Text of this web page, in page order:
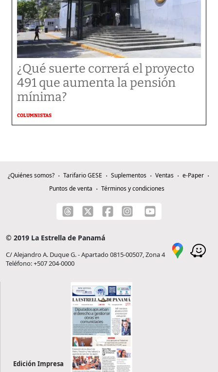
¿Qué suerte correrá el proyecto
491 que aumenta la pensión
mínima?
COLUMNISTAS
¿Quiénes somos? Tarifario GESE Suplementos Ventas
e-Paper
Puntos de venta
Términos y condiciones
© 2019 La Estrella de Panamá
C/ Alejandro A. Duque G. - Apartado 0815-00507, Zona 4
Teléfono: +507 204-0000
Edición Impresa